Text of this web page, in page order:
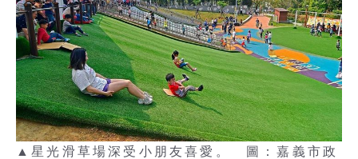
▲星光滑草場深受小朋友喜愛。 圖：嘉義市政